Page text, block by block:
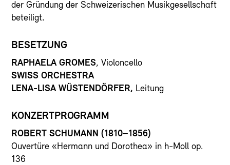
der Gründung der Schweizerischen Musikgesellschaft
beteiligt.
BESETZUNG
RAPHAELA GROMES, Violoncello
SWISS ORCHESTRA
LENA-LISA WÜSTENDÖRFER, Leitung
KONZERTPROGRAMM
ROBERT SCHUMANN (1810–1856)
Ouvertüre «Hermann und Dorothea» in h-Moll op.
136